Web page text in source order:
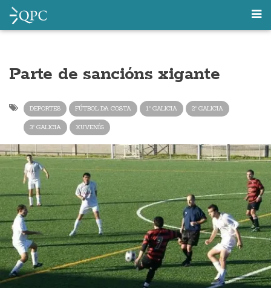
Parte de sancións xigante
DEPORTES FÚTBOL DA COSTA 1ª GALICIA 2ª GALICIA
3ª GALICIA XUVENÍS